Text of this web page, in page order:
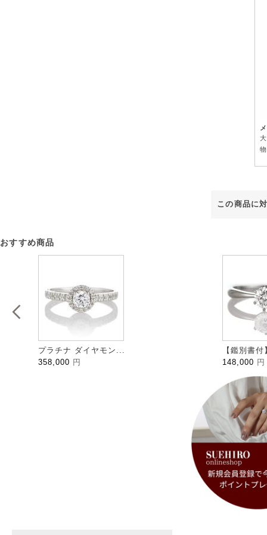
この商品に
おすすめ商品
プラチナ ダイヤモン...
358,000 円
【鑑別書
148,000 円